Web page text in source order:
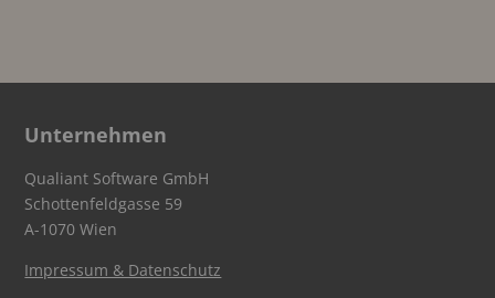
Unternehmen
Qualiant Software GmbH
Schottenfeldgasse 59
A-1070 Wien
Impressum & Datenschutz